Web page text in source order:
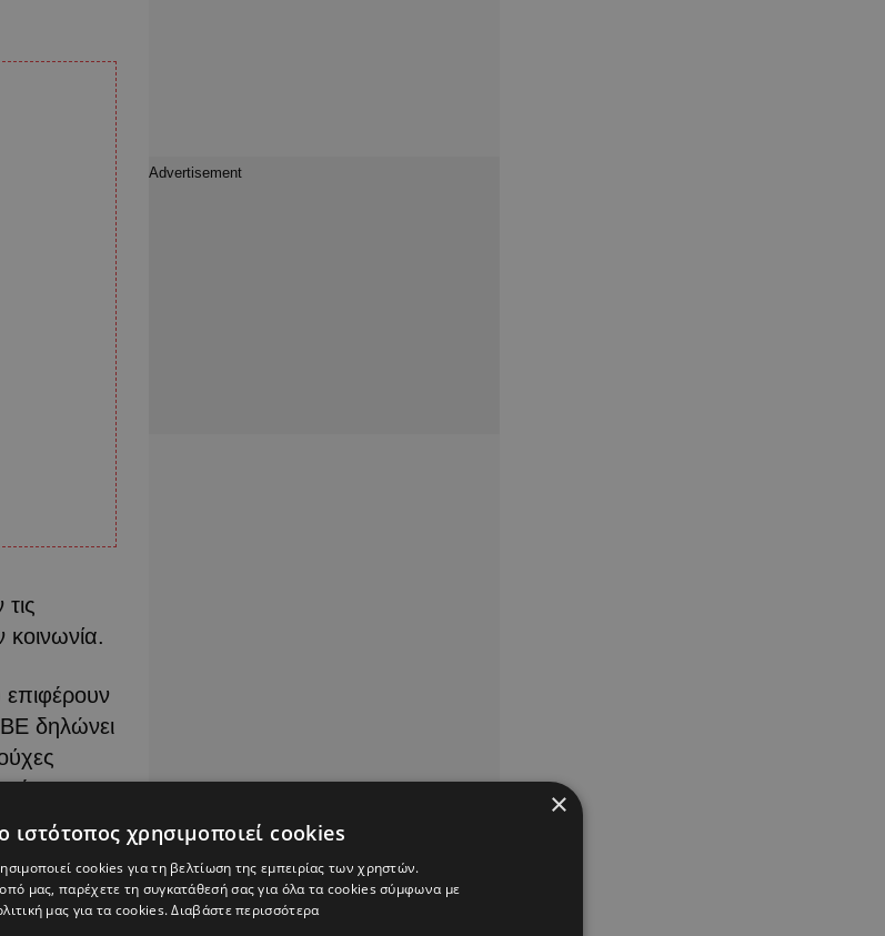
κοινωνία.
δηλώνει
για
τα
για να
×
ιστότοπος χρησιμοποιεί cookies
cookies για τη βελτίωση της εμπειρίας των χρηστών.
μας, παρέχετε τη συγκατάθεσή σας για όλα τα cookies σύμφωνα με
μας για τα cookies.Διαβάστε περισσότερα